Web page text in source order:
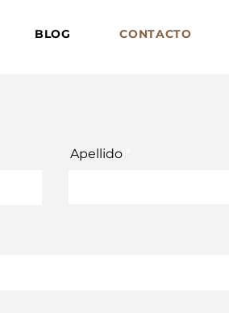
BLOG CONTACTO
Apellido